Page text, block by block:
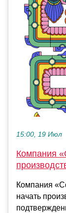
15:00, 19 Июл
Компания
Компания
начать